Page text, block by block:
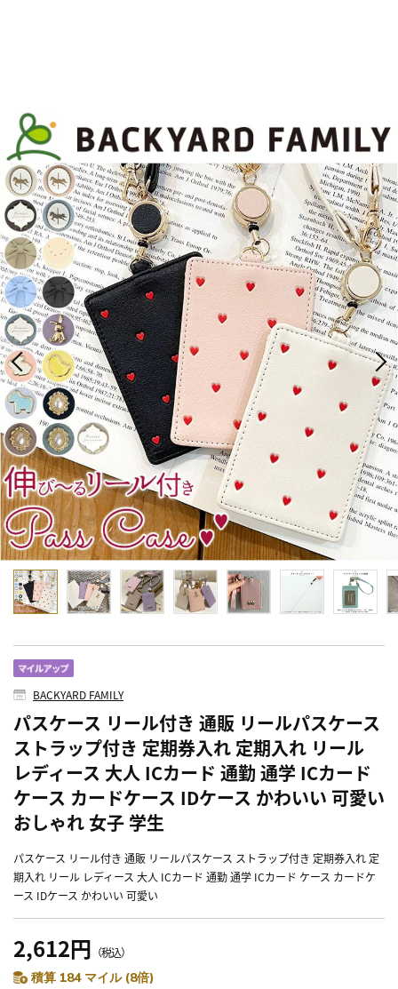
BACKYARD FAMILY
パスケース リール付き 通販 リールパスケース
ストラップ付き 定期券入れ 定期入れ リール
レディース 大人 ICカード 通勤 通学 ICカード
ケース カードケース IDケース かわいい 可愛い
おしゃれ 女子 学生
パスケース リール付き 通販 リールパスケース ストラップ付き 定期券入れ 定
期入れ リール レディース 大人 ICカード 通勤 通学 ICカード ケース カードケ
ース IDケース かわいい 可愛い
2,612円 （税込）
積算 184 マイル (8倍)